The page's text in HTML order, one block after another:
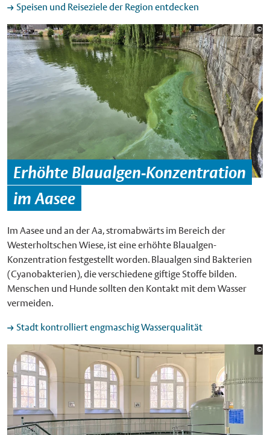
Speisen und Reiseziele der Region entdecken
©
Erhöhte Blaualgen-Konzentration
im Aasee
Im Aasee und an der Aa, stromabwärts im Bereich der
Westerholtschen Wiese, ist eine erhöhte Blaualgen-
Konzentration festgestellt worden. Blaualgen sind Bakterien
(Cyanobakterien), die verschiedene giftige Stoffe bilden.
Menschen und Hunde sollten den Kontakt mit dem Wasser
vermeiden.
Stadt kontrolliert engmaschig Wasserqualität
©